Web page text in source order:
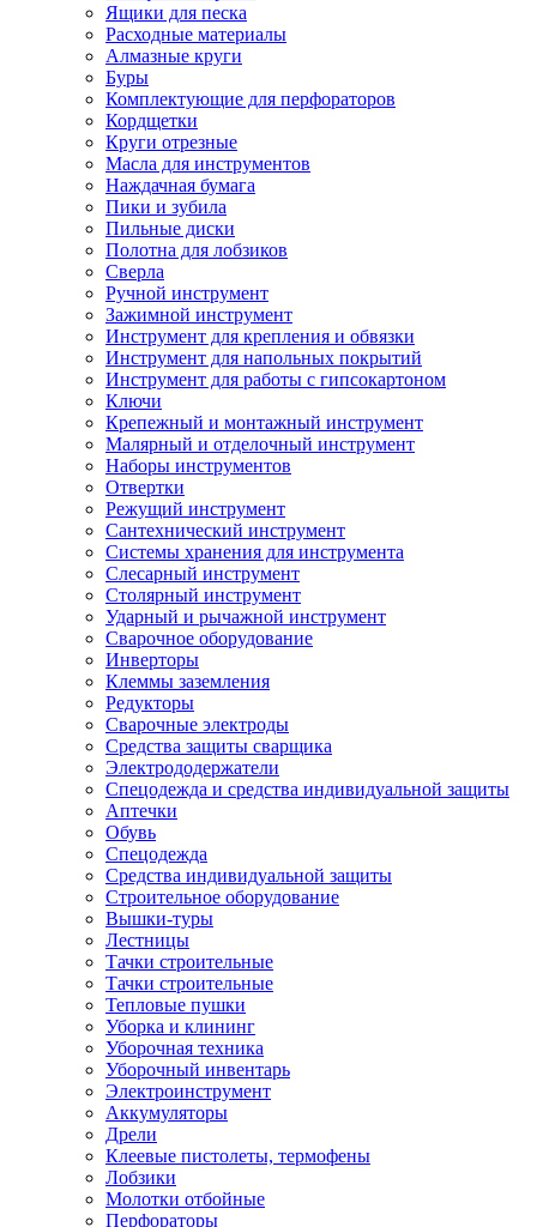
Ящики для песка
Расходные материалы
Алмазные круги
Буры
Комплектующие для перфораторов
Кордщетки
Круги отрезные
Масла для инструментов
Наждачная бумага
Пики и зубила
Пильные диски
Полотна для лобзиков
Сверла
Ручной инструмент
Зажимной инструмент
Инструмент для крепления и обвязки
Инструмент для напольных покрытий
Инструмент для работы с гипсокартоном
Ключи
Крепежный и монтажный инструмент
Малярный и отделочный инструмент
Наборы инструментов
Отвертки
Режущий инструмент
Сантехнический инструмент
Системы хранения для инструмента
Слесарный инструмент
Столярный инструмент
Ударный и рычажной инструмент
Сварочное оборудование
Инверторы
Клеммы заземления
Редукторы
Сварочные электроды
Средства защиты сварщика
Электрододержатели
Спецодежда и средства индивидуальной защиты
Аптечки
Обувь
Спецодежда
Средства индивидуальной защиты
Строительное оборудование
Вышки-туры
Лестницы
Тачки строительные
Тачки строительные
Тепловые пушки
Уборка и клининг
Уборочная техника
Уборочный инвентарь
Электроинструмент
Аккумуляторы
Дрели
Клеевые пистолеты, термофены
Лобзики
Молотки отбойные
Перфораторы